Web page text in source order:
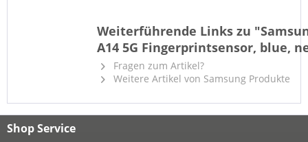
Weiterführende Links zu
A14 5G Fingerprintsensor, blue,
Fragen zum Artikel?
Weitere Artikel von Samsung Produkte
Shop Service